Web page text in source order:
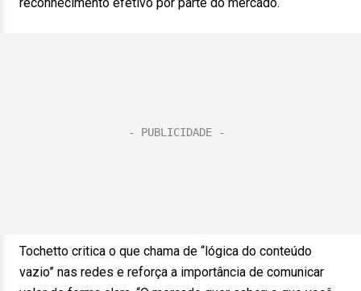
Tochetto critica o que chama de “lógica do conteúdo
vazio” nas redes e reforça a importância de comunicar